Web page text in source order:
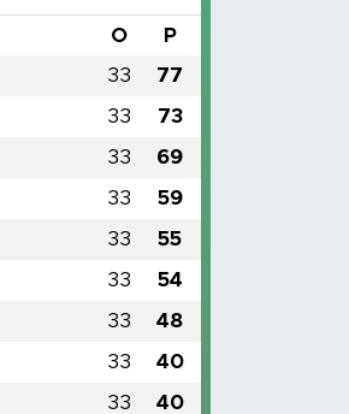
O P
33 77
33 73
33 69
33 59
33 55
33 54
33 48
33 40
33 40